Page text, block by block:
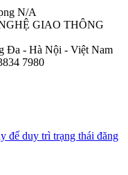
N/A
GIAO THÔNG
Đa - Hà Nội - Việt Nam
7980
để duy trì trạng thái đăng